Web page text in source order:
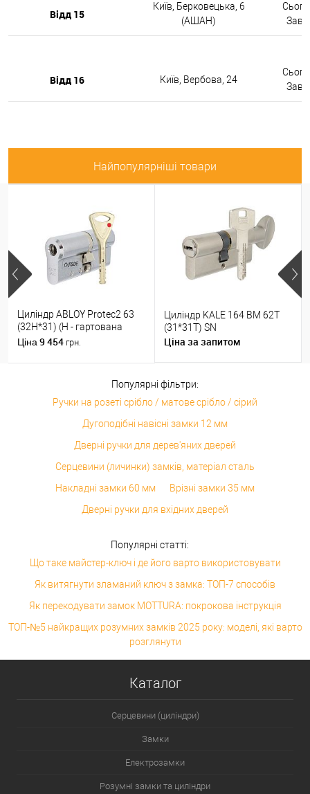
Відд 15
Київ, Берковецька, 6
(АШАН)
Відд 16 Київ, Вербова, 24
Найпопулярніші товари
Циліндр ABLOY Protec2 63
(32H*31) (H - гартована
сторона) хром полірований
Ціна 9 454 грн.
Циліндр KALE 164 BM 62T
(31*31T) SN
Ціна за запитом
Популярні фільтри:
Ручки на розеті срібло / матове срібло / сірий
Дугоподібні навісні замки 12 мм
Дверні ручки для дерев'яних дверей
Серцевини (личинки) замків, матеріал сталь
Накладні замки 60 мм
Врізні замки 35 мм
Дверні ручки для вхідних дверей
Популярні статті:
Що таке майстер-ключ і де його варто використовувати
Як витягнути зламаний ключ з замка: ТОП-7 способів
Як перекодувати замок MOTTURA: покрокова інструкція
ТОП-№5 найкращих розумних замків 2025 року: моделі, які варто
розглянути
Каталог
Серцевини (циліндри)
Замки
Електрозамки
Розумні замки та циліндри